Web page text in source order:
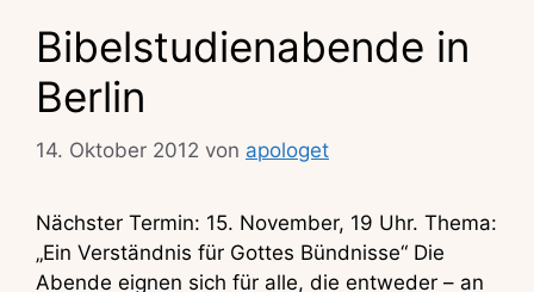
Bibelstudienabende in
Berlin
14. Oktober 2012 von apologet
Nächster Termin: 15. November, 19 Uhr. Thema:
„Ein Verständnis für Gottes Bündnisse“ Die
Abende eignen sich für alle, die entweder – an